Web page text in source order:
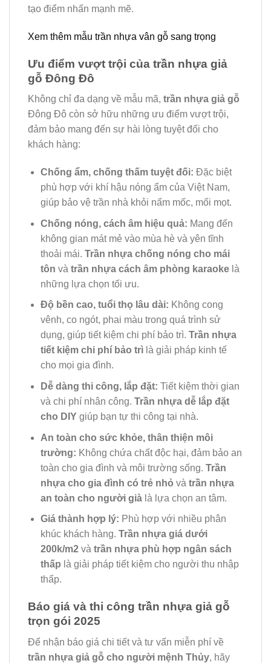
tạo điểm nhấn mạnh mẽ.
Xem thêm mẫu trần nhựa vân gỗ sang trọng
Ưu điểm vượt trội của trần nhựa giả
gỗ Đông Đô
Không chỉ đa dạng về mẫu mã, trần nhựa giả gỗ
Đông Đô còn sở hữu những ưu điểm vượt trội,
đảm bảo mang đến sự hài lòng tuyệt đối cho
khách hàng:
Chống ẩm, chống thấm tuyệt đối: Đặc biệt
phù hợp với khí hậu nóng ẩm của Việt Nam,
giúp bảo vệ trần nhà khỏi nấm mốc, mối mọt.
Chống nóng, cách âm hiệu quả: Mang đến
không gian mát mẻ vào mùa hè và yên tĩnh
thoải mái. Trần nhựa chống nóng cho mái
tôn và trần nhựa cách âm phòng karaokelà
những lựa chọn tối ưu.
Độ bền cao, tuổi thọ lâu dài: Không cong
vênh, co ngót, phai màu trong quá trình sử
dụng, giúp tiết kiệm chi phí bảo trì. Trần nhựa
tiết kiệm chi phí bảo trìlà giải pháp kinh tế
cho mọi gia đình.
Dễ dàng thi công, lắp đặt: Tiết kiệm thời gian
và chi phí nhân công. Trần nhựa dễ lắp đặt
cho DIY giúp bạn tự thi công tại nhà.
An toàn cho sức khỏe, thân thiện môi
trường: Không chứa chất độc hại, đảm bảo an
toàn cho gia đình và môi trường sống. Trần
nhựa cho gia đình có trẻ nhỏ và trần nhựa
an toàn cho người giàlà lựa chọn an tâm.
Giá thành hợp lý: Phù hợp với nhiều phân
khúc khách hàng. Trần nhựa giá dưới
200k/m2và trần nhựa phù hợp ngân sách
thấp là giải pháp tiết kiệm cho người thu nhập
thấp.
Báo giá và thi công trần nhựa giả gỗ
trọn gói 2025
Để nhận báo giá chi tiết và tư vấn miễn phí về
trần nhựa giả gỗ cho người mệnh Thủy, hãy